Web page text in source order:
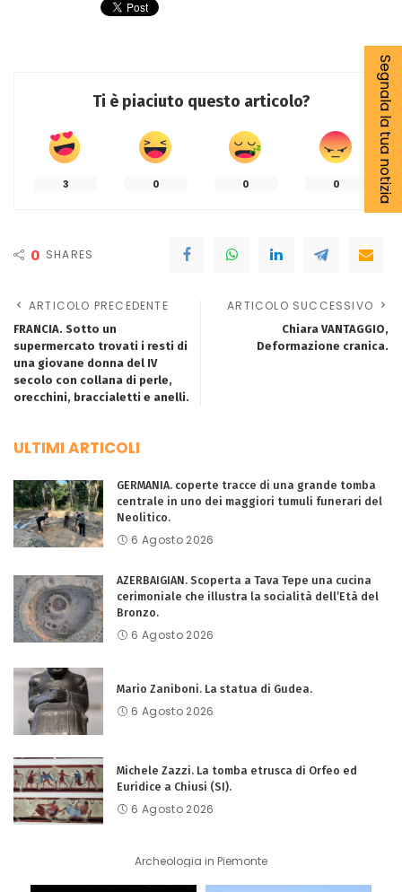
Ti è piaciuto questo articolo?
3 0 0 0
0 SHARES
ARTICOLO PRECEDENTE
FRANCIA. Sotto un
supermercato trovati i resti di
una giovane donna del IV
secolo con collana di perle,
orecchini, braccialetti e anelli.
ARTICOLO SUCCESSIVO
Chiara VANTAGGIO,
Deformazione cranica.
ULTIMI ARTICOLI
GERMANIA. coperte tracce di una grande tomba
centrale in uno dei maggiori tumuli funerari del
Neolitico.
6 Agosto 2026
AZERBAIGIAN. Scoperta a Tava Tepe una cucina
cerimoniale che illustra la socialità dell’Età del
Bronzo.
6 Agosto 2026
Mario Zaniboni. La statua di Gudea.
6 Agosto 2026
Michele Zazzi. La tomba etrusca di Orfeo ed
Euridice a Chiusi (SI).
6 Agosto 2026
Archeologia in Piemonte
Segnala la tua notizia